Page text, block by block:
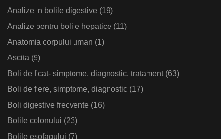
Analize in bolile digestive (19)
Analize pentru bolile hepatice (11)
Anatomia corpului uman (1)
Ascita (9)
Boli de ficat- simptome, diagnostic, tratament(63)
Boli de fiere, simptome, diagnostic (17)
Boli digestive frecvente (16)
Bolile colonului (23)
Bolile esofagului (7)